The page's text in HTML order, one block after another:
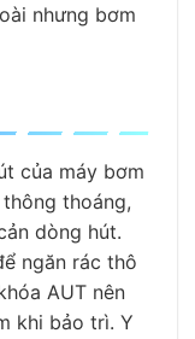
nhưng bơm
của máy bơm
thoáng,
dòng hút.
ngăn rác thô
AUT nên
khi bảo trì. Y